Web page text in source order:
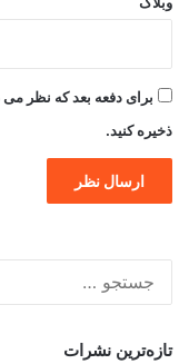
برای دفعه بعد که نظر
ذخیره کنید.
تازه‌ترین نشرات